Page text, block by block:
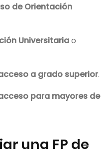
de Orientación
Universitariao
a grado superior.
para mayores de
una FP de